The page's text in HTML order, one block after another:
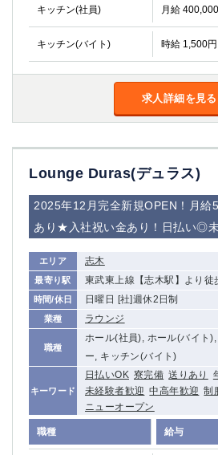
キッチン(社員) 月給
キッチン(バイト) 時給 1,500
求人詳細を見る
Lounge Duras(デュラス)
2025年12月完全新規OPEN！月給
あり★入社祝い金あり！日払い◎未
エリア 志木
最寄り駅 東武東上線【志木駅】より徒
時間/休日 日曜日 [社]週休2日制
業種 ラウンジ
職種
ホール(社員), ホール(バイト
ー, キッチン(バイト)
キーワード
日払いOK 寮完備 送りあり
未経験者歓迎 中高年歓迎 制
ニューオープン
職種 給与